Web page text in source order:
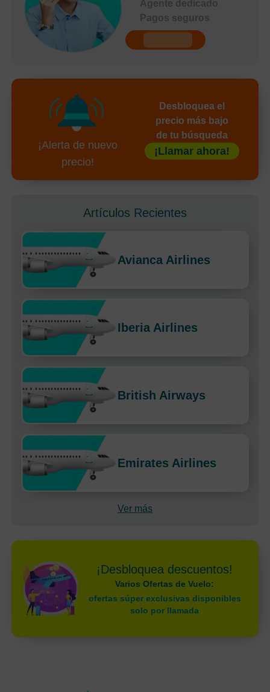
Agente dedicado
Pagos seguros
¡Alerta de nuevo
precio!
Desbloquea el
precio más bajo
de tu búsqueda
¡Llamar ahora!
Artículos Recientes
Avianca Airlines
Iberia Airlines
British Airways
Emirates Airlines
Ver más
¡Desbloquea descuentos!
Varios Ofertas de Vuelo:
ofertas súper exclusivas disponibles
solo por llamada